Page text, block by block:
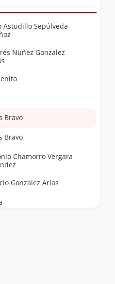
Astudillo Sepúlveda
Nuñez Gonzalez
Bravo
Bravo
Chamorro Vergara
Gonzalez Arias